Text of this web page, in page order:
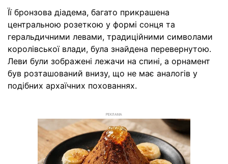
Її бронзова діадема, багато прикрашена
центральною розеткою у формі сонця та
геральдичними левами, традиційними символами
королівської влади, була знайдена перевернутою.
Леви були зображені лежачи на спині, а орнамент
був розташований внизу, що не має аналогів у
подібних архаїчних похованнях.
РЕКЛАМА